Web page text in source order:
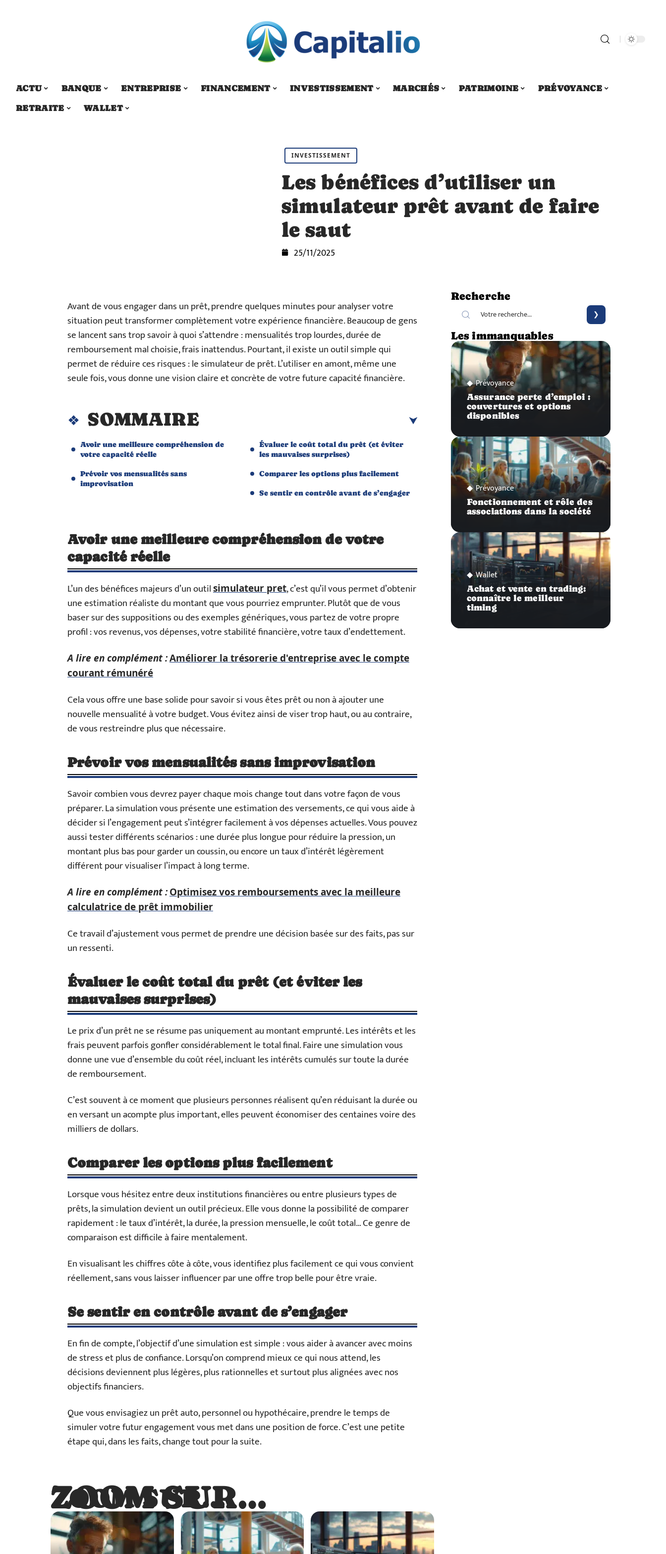
ACTU BANQUE ENTREPRISE FINANCEMENT INVESTISSEMENT MARCHÉS PATRIMOINE
PRÉVOYANCE
RETRAITE
WALLET
INVESTISSEMENT
Les bénéfices d’utiliser un
simulateur prêt avant de faire
le saut
25/11/2025
Avant de vous engager dans un prêt, prendre quelques minutes pour analyser votre
situation peut transformer complètement votre expérience financière. Beaucoup de gens
se lancent sans trop savoir à quoi s’attendre : mensualités trop lourdes, durée de
remboursement mal choisie, frais inattendus. Pourtant, il existe un outil simple qui
permet de réduire ces risques : le simulateur de prêt. L’utiliser en amont, même une
seule fois, vous donne une vision claire et concrète de votre future capacité financière.
SOMMAIRE
Avoir une meilleure compréhension de
votre capacité réelle
Prévoir vos mensualités sans
improvisation
Évaluer le coût total du prêt (et éviter
les mauvaises surprises)
Comparer les options plus facilement
Se sentir en contrôle avant de s’engager
Avoir une meilleure compréhension de votre
capacité réelle
L’un des bénéfices majeurs d’un outilsimulateur pret, c’est qu’il vous permet d’obtenir
une estimation réaliste du montant que vous pourriez emprunter. Plutôt que de vous
baser sur des suppositions ou des exemples génériques, vous partez de votre propre
profil : vos revenus, vos dépenses, votre stabilité financière, votre taux d’endettement.
A lire en complément :Améliorer la trésorerie d'entreprise avec le compte
courant rémunéré
Cela vous offre une base solide pour savoir si vous êtes prêt ou non à ajouter une
nouvelle mensualité à votre budget. Vous évitez ainsi de viser trop haut, ou au contraire,
de vous restreindre plus que nécessaire.
Prévoir vos mensualités sans improvisation
Savoir combien vous devrez payer chaque mois change tout dans votre façon de vous
préparer. La simulation vous présente une estimation des versements, ce qui vous aide à
décider si l’engagement peut s’intégrer facilement à vos dépenses actuelles. Vous pouvez
aussi tester différents scénarios : une durée plus longue pour réduire la pression, un
montant plus bas pour garder un coussin, ou encore un taux d’intérêt légèrement
différent pour visualiser l’impact à long terme.
A lire en complément :Optimisez vos remboursements avec la meilleure
calculatrice de prêt immobilier
Ce travail d’ajustement vous permet de prendre une décision basée sur des faits, pas sur
un ressenti.
Évaluer le coût total du prêt (et éviter les
mauvaises surprises)
Le prix d’un prêt ne se résume pas uniquement au montant emprunté. Les intérêts et les
frais peuvent parfois gonfler considérablement le total final. Faire une simulation vous
donne une vue d’ensemble du coût réel, incluant les intérêts cumulés sur toute la durée
de remboursement.
C’est souvent à ce moment que plusieurs personnes réalisent qu’en réduisant la durée ou
en versant un acompte plus important, elles peuvent économiser des centaines voire des
milliers de dollars.
Comparer les options plus facilement
Lorsque vous hésitez entre deux institutions financières ou entre plusieurs types de
prêts, la simulation devient un outil précieux. Elle vous donne la possibilité de comparer
rapidement : le taux d’intérêt, la durée, la pression mensuelle, le coût total… Ce genre de
comparaison est difficile à faire mentalement.
En visualisant les chiffres côte à côte, vous identifiez plus facilement ce qui vous convient
réellement, sans vous laisser influencer par une offre trop belle pour être vraie.
Se sentir en contrôle avant de s’engager
En fin de compte, l’objectif d’une simulation est simple : vous aider à avancer avec moins
de stress et plus de confiance. Lorsqu’on comprend mieux ce qui nous attend, les
décisions deviennent plus légères, plus rationnelles et surtout plus alignées avec nos
objectifs financiers.
Que vous envisagiez un prêt auto, personnel ou hypothécaire, prendre le temps de
simuler votre futur engagement vous met dans une position de force. C’est une petite
étape qui, dans les faits, change tout pour la suite.
ZOOM SUR…
ZOOM SUR…
Recherche
Les immanquables
Prévoyance
Assurance perte d’emploi :
couvertures et options
disponibles
Prévoyance
Fonctionnement et rôle des
associations dans la société
Wallet
Achat et vente en trading:
connaître le meilleur
timing